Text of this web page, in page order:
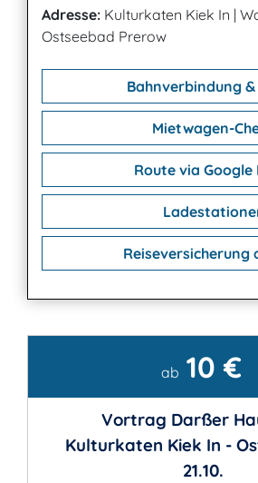
Adresse: Kulturkaten Kiek In |
Ostseebad Prerow
Bahnverbindung &
Mietwagen-
Route via Google
Reiseversicherung
ab 10 €
Vortrag Darßer
Kulturkaten Kiek In -
21.10.